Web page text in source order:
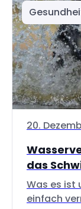
20.
das
Was es ist
einfach